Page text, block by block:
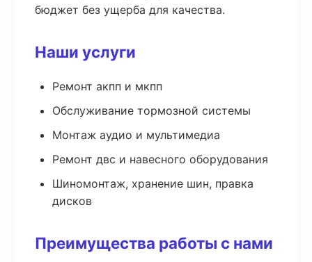
бюджет без ущерба для качества.
Наши услуги
Ремонт акпп и мкпп
Обслуживание тормозной системы
Монтаж аудио и мультимедиа
Ремонт двс и навесного оборудования
Шиномонтаж, хранение шин, правка
дисков
Преимущества работы с нами